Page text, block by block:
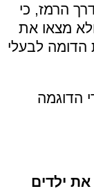
הרמז, כי
מצאו את
הדומה לבעלי
הדוגמה
ילדים